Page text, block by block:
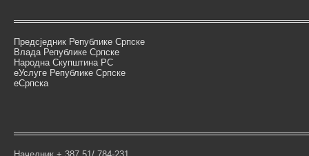
Предсједник Републике Српске
Влада Републике Српске
Народна Скупштина РС
еУслуге Републике Српске
еСрпска